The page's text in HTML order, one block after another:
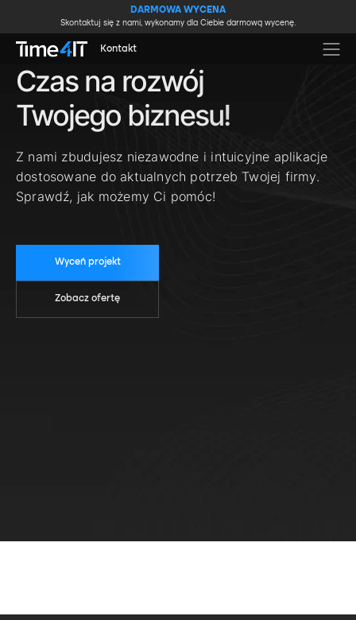
DARMOWA WYCENA
Skontaktuj się z nami, wykonamy dla Ciebie darmową wycenę.
Kontakt
Czas na rozwój
Twojego biznesu!
Z nami zbudujesz niezawodne i intuicyjne aplikacje
dostosowane do aktualnych potrzeb Twojej firmy.
Sprawdź, jak możemy Ci pomóc!
Wyceń projekt
Zobacz ofertę